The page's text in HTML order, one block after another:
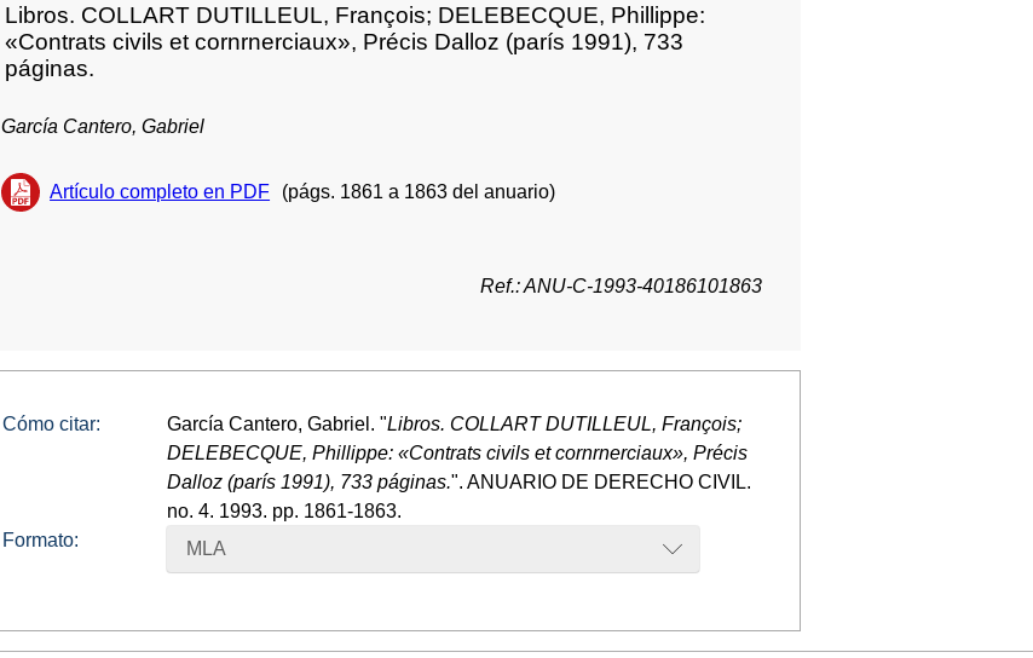
Libros. COLLART DUTILLEUL, François; DELEBECQUE, Phillippe:
«Contrats civils et cornrnerciaux», Précis Dalloz (parís 1991), 733
páginas.
García Cantero, Gabriel
Artículo completo en PDF (págs. 1861 a 1863 del anuario)
Ref.: ANU-C-1993-40186101863
Cómo citar: García Cantero, Gabriel. "Libros. COLLART DUTILLEUL, François;
DELEBECQUE, Phillippe: «Contrats civils et cornrnerciaux», Précis
Dalloz (parís 1991), 733 páginas.". ANUARIO DE DERECHO CIVIL.
no. 4. 1993. pp. 1861-1863.
Formato:
MLA